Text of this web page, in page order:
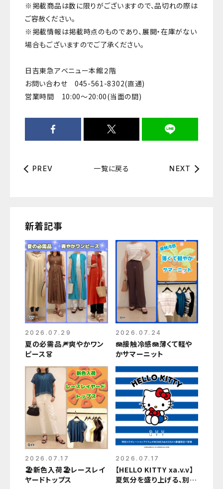
※掲載商品は数に限りがございますので、品切れの際は
ご容赦ください。
※掲載情報は掲載時点のものであり、展開・在庫がない
場合もございますのでご了承ください。
日吉東急アベニュー本館２階
お問い合わせ 045-561-8302(直通)
営業時間 10:00～20:00(当面の間)
PREV 一覧に戻る NEXT
新着記事
2026.07.29
夏の必需品🎆爽やかワン
ピース👗
2026.07.24
🪼接触冷感🪼薄くて軽や
かサマーニット
2026.07.17
🏖新色入荷🏖レースレイ
ヤードトップス
2026.07.17
【HELLO KITTY xa.v.v】
夏気分を盛り上げる、別注